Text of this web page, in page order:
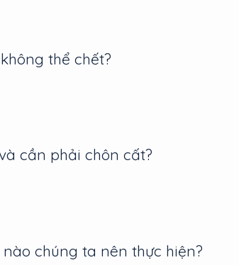
thể chết?
cần phải chôn cất?
chúng ta nên thực hiện?